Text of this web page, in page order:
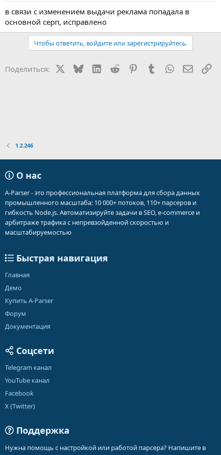
в связи с изменением выдачи реклама попадала в
основной серп, исправлено
Чтобы ответить, войдите или зарегистрируйтесь.
Поделиться: BlueskyLinkedIn
Reddit PinterestTumblr WhatsApp
1.2.246
О нас
A-Parser - это профессиональная платформа для сбора данных
промышленного масштаба: 10 000+ потоков, 110+ парсеров и
гибкость Node.js. Автоматизируйте задачи в SEO, e-commerce и
арбитраже трафика с непревзойденной скоростью и
масштабируемостью
Быстрая навигация
Главная
Демо
Купить A-Parser
Форум
Документация
Соцсети
Telegram канал
YouTube канал
Facebook
X (Twitter)
Поддержка
Нужна помощь с настройкой или работой парсера? Напишите в